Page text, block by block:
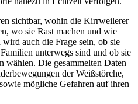
sichtbar, wohin die Kirrweilerer
wo sie Rast machen und wie
auch die Frage sein, ob sie
unterwegs sind und ob sie
wählen. Die gesammelten Daten
der Weißstörche,
mögliche Gefahren auf ihren